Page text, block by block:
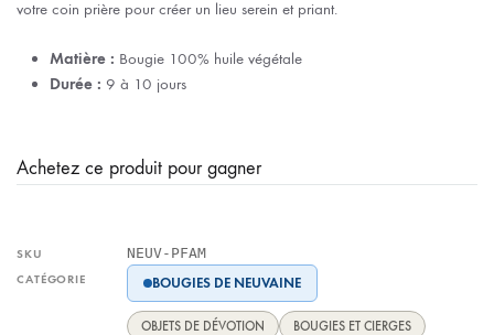
votre coin prière pour créer un lieu serein et priant.
Matière : Bougie 100% huile végétale
Durée : 9 à 10 jours
Achetez ce produit pour gagner
SKU NEUV-PFAM
CATÉGORIE BOUGIES DE NEUVAINE
OBJETS DE DÉVOTION BOUGIES ET CIERGES